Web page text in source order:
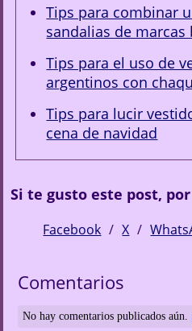
Tips para combinar
sandalias de marcas
Tips para el uso de
argentinos con
Tips para lucir
cena de navidad
Si te gusto este post,
Facebook X
Comentarios
No hay comentarios publicados aún.